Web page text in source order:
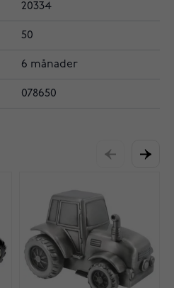
20334
50
6 månader
078650